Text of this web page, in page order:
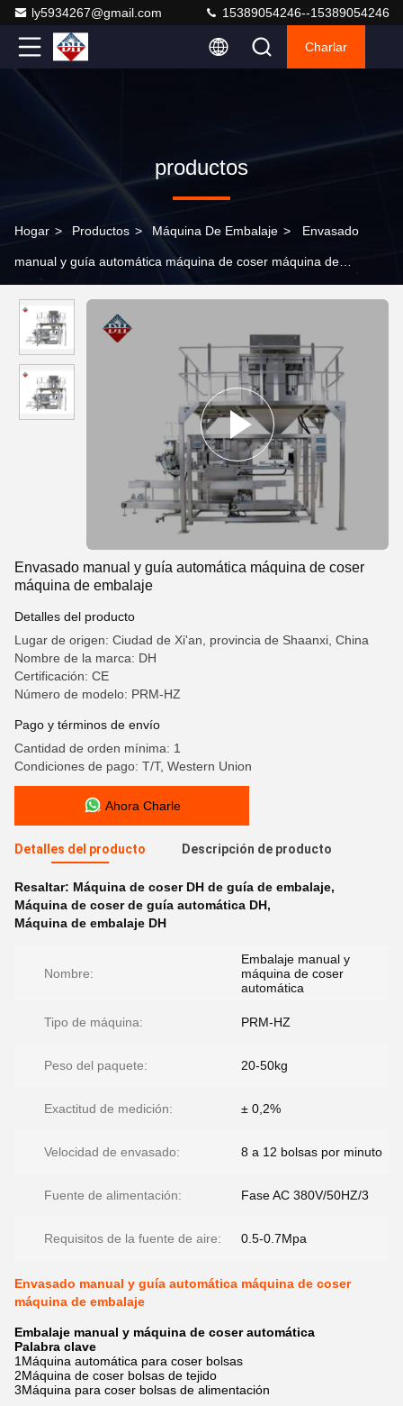
ly5934267@gmail.com 15389054246--15389054246
Charlar
productos
Hogar > Productos > Máquina De Embalaje > Envasado
manual y guía automática máquina de coser máquina de
Envasado manual y guía automática máquina de coser
máquina de embalaje
Detalles del producto
Lugar de origen: Ciudad de Xi'an, provincia de Shaanxi, China
Nombre de la marca: DH
Certificación: CE
Número de modelo: PRM-HZ
Pago y términos de envío
Cantidad de orden mínima: 1
Condiciones de pago: T/T, Western Union
Ahora Charle
Detalles del producto Descripción de producto
Resaltar: Máquina de coser DH de guía de embalaje,
Máquina de coser de guía automática DH,
Máquina de embalaje DH
Nombre:
Embalaje manual y
máquina de coser
automática
Tipo de máquina: PRM-HZ
Peso del paquete: 20-50kg
Exactitud de medición: ± 0,2%
Velocidad de envasado: 8 a 12 bolsas por minuto
Fuente de alimentación: Fase AC 380V/50HZ/3
Requisitos de la fuente de aire: 0.5-0.7Mpa
Envasado manual y guía automática máquina de coser
máquina de embalaje
Embalaje manual y máquina de coser automática
Palabra clave
1Máquina automática para coser bolsas
2Máquina de coser bolsas de tejido
3Máquina para coser bolsas de alimentación